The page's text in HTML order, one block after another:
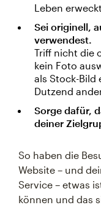
Leben
Sei originell,
verwendest.
Triff nicht die
kein Foto
als Stock-Bild
Dutzend
Sorge dafür,
deiner
So haben die
Website – und
Service – etwas
können und das